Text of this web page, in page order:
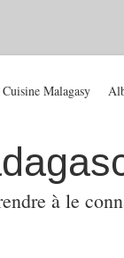
à le
Cuisine Malagasy